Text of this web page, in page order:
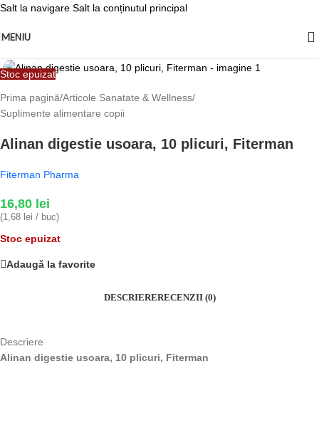
Salt la navigare Salt la conținutul principal
MENIU
Stoc epuizat
Prima pagină/Articole Sanatate & Wellness/
Suplimente alimentare copii
Alinan digestie usoara, 10 plicuri, Fiterman
Fiterman Pharma
16,80 lei
(1,68 lei / buc)
Stoc epuizat
Adaugă la favorite
DESCRIERERECENZII (0)
Descriere
Alinan digestie usoara, 10 plicuri, Fiterman